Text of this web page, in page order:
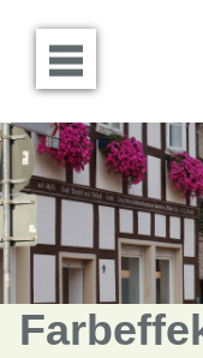
Menü